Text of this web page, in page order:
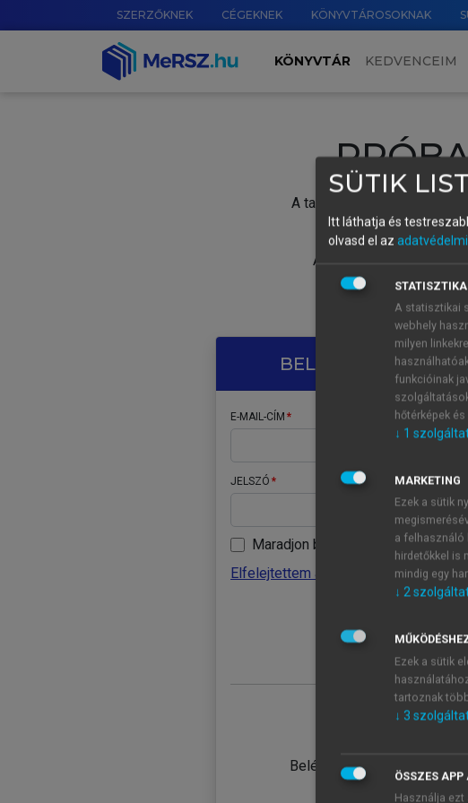
SZERZŐKNEK CÉGEKNEK KÖNYVTÁROSOKNAK
KÖNYVTÁR KEDVENCEIM
A tartalom
Új
A próbaidőszak
A
BELÉPÉS SAJÁT
E-MAIL-CÍM
JELSZÓ
Maradjon belépve
Elfelejtettem a jelszavamat
Belépés intézményi
SÜTIK
Itt láthatja és
olvasd el az
STATISZTIKA
A statisztikai
webhely
milyen
funkcióinak
hőtérképek
↓ 1
MARKETING
Ezek a sütik
a felhasználó
hirdetőkkel is
mindig egy
↓ 2
Ezek a sütik
tartoznak
↓ 3
ÖSSZES
Használja